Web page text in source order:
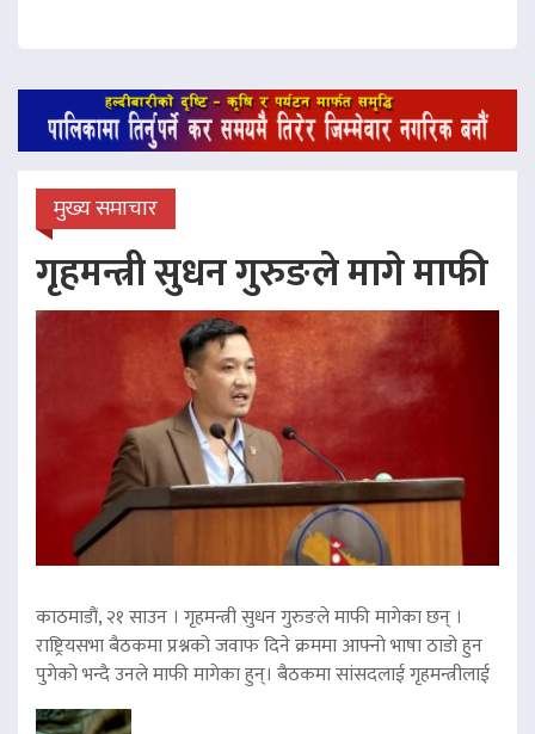
मुख्य समाचार
गृहमन्त्री सुधन गुरुङले मागे माफी
काठमाडौं, २१ साउन । गृहमन्त्री सुधन गुरुङले माफी मागेका छन् ।
राष्ट्रियसभा बैठकमा प्रश्नको जवाफ दिने क्रममा आफ्नो भाषा ठाडो हुन
पुगेको भन्दै उनले माफी मागेका हुन्। बैठकमा सांसदलाई गृहमन्त्रीलाई